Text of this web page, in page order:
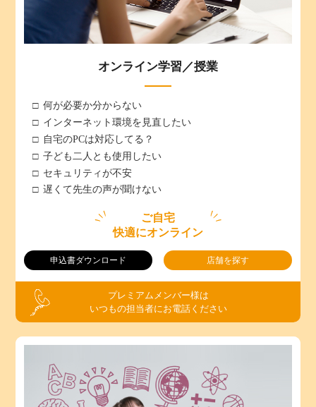
オンライン学習／授業
何が必要か分からない
インターネット環境を見直したい
自宅のPCは対応してる？
子ども二人とも使用したい
セキュリティが不安
遅くて先生の声が聞けない
ご自宅
快適にオンライン
申込書ダウンロード 店舗を探す
プレミアムメンバー様は
いつもの担当者にお電話ください